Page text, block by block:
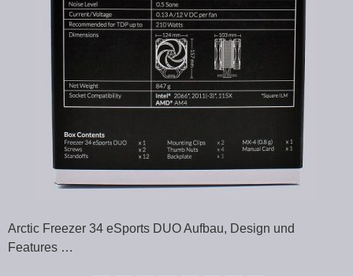
Arctic Freezer 34 eSports DUO Aufbau, Design und
Features …